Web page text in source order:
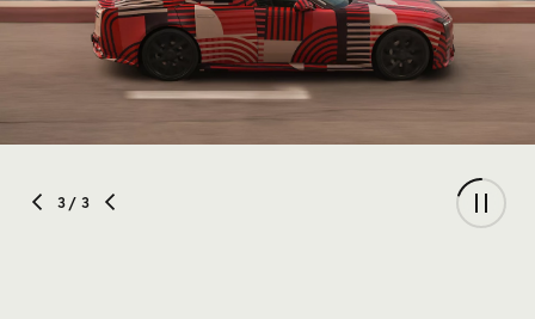
3/ 3